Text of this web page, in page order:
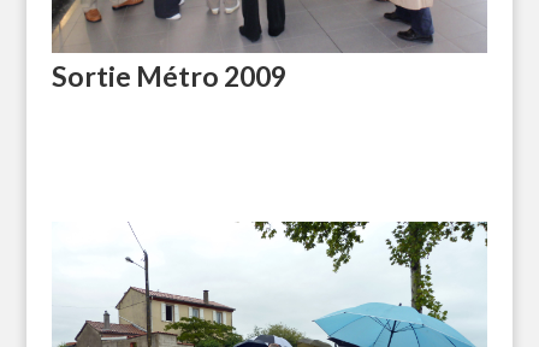
Sortie Métro 2009